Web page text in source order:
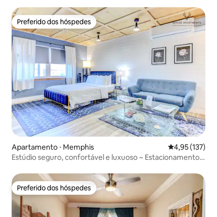
Preferido dos hóspedes
Preferido dos hóspedes
Apartamento ⋅ Memphis 4,95 de uma
4,95 (137)
Estúdio seguro, confortável e luxuoso ~ Estacionamento
Preferido dos hóspedes
Preferido dos hóspedes